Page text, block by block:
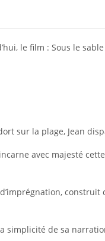
le film : Sous le
sur la plage, Jean
avec majesté
simplicité de sa